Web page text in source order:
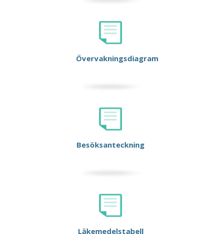
Övervakningsdiagram
Besöksanteckning
Läkemedelstabell